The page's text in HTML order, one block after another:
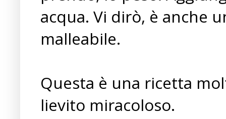
acqua. Vi dirò, è anche
malleabile.
Questa è una ricetta
lievito miracoloso.